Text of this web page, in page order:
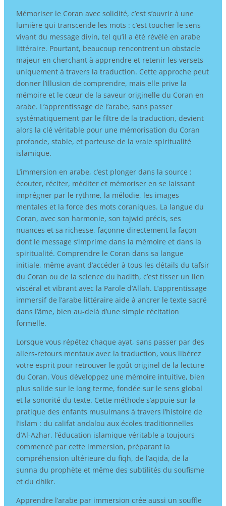
Mémoriser le Coran avec solidité, c’est s’ouvrir à une
lumière qui transcende les mots : c’est toucher le sens
vivant du message divin, tel qu’il a été révélé en arabe
littéraire. Pourtant, beaucoup rencontrent un obstacle
majeur en cherchant à apprendre et retenir les versets
uniquement à travers la traduction. Cette approche peut
donner l’illusion de comprendre, mais elle prive la
mémoire et le cœur de la saveur originelle du Coran en
arabe. L’apprentissage de l’arabe, sans passer
systématiquement par le filtre de la traduction, devient
alors la clé véritable pour une mémorisation du Coran
profonde, stable, et porteuse de la vraie spiritualité
islamique.
L’immersion en arabe, c’est plonger dans la source :
écouter, réciter, méditer et mémoriser en se laissant
imprégner par le rythme, la mélodie, les images
mentales et la force des mots coraniques. La langue du
Coran, avec son harmonie, son tajwid précis, ses
nuances et sa richesse, façonne directement la façon
dont le message s’imprime dans la mémoire et dans la
spiritualité. Comprendre le Coran dans sa langue
initiale, même avant d’accéder à tous les détails du tafsir
du Coran ou de la science du hadith, c’est tisser un lien
viscéral et vibrant avec la Parole d’Allah. L’apprentissage
immersif de l’arabe littéraire aide à ancrer le texte sacré
dans l’âme, bien au-delà d’une simple récitation
formelle.
Lorsque vous répétez chaque ayat, sans passer par des
allers-retours mentaux avec la traduction, vous libérez
votre esprit pour retrouver le goût originel de la lecture
du Coran. Vous développez une mémoire intuitive, bien
plus solide sur le long terme, fondée sur le sens global
et la sonorité du texte. Cette méthode s’appuie sur la
pratique des enfants musulmans à travers l’histoire de
l’islam : du califat andalou aux écoles traditionnelles
d’Al-Azhar, l’éducation islamique véritable a toujours
commencé par cette immersion, préparant la
compréhension ultérieure du fiqh, de l’aqida, de la
sunna du prophète et même des subtilités du soufisme
et du dhikr.
Apprendre l’arabe par immersion crée aussi un souffle